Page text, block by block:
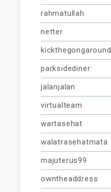
rahmatullah
netter
kickthegongaround
parksidediner
jalanjalan
virtualteam
wartasehat
walatrasehatmata
majuterus99
owntheaddress